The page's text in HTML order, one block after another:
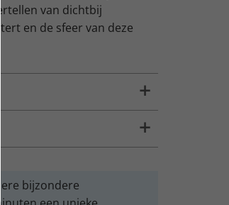
van dichtbij
en de sfeer van deze
bijzondere